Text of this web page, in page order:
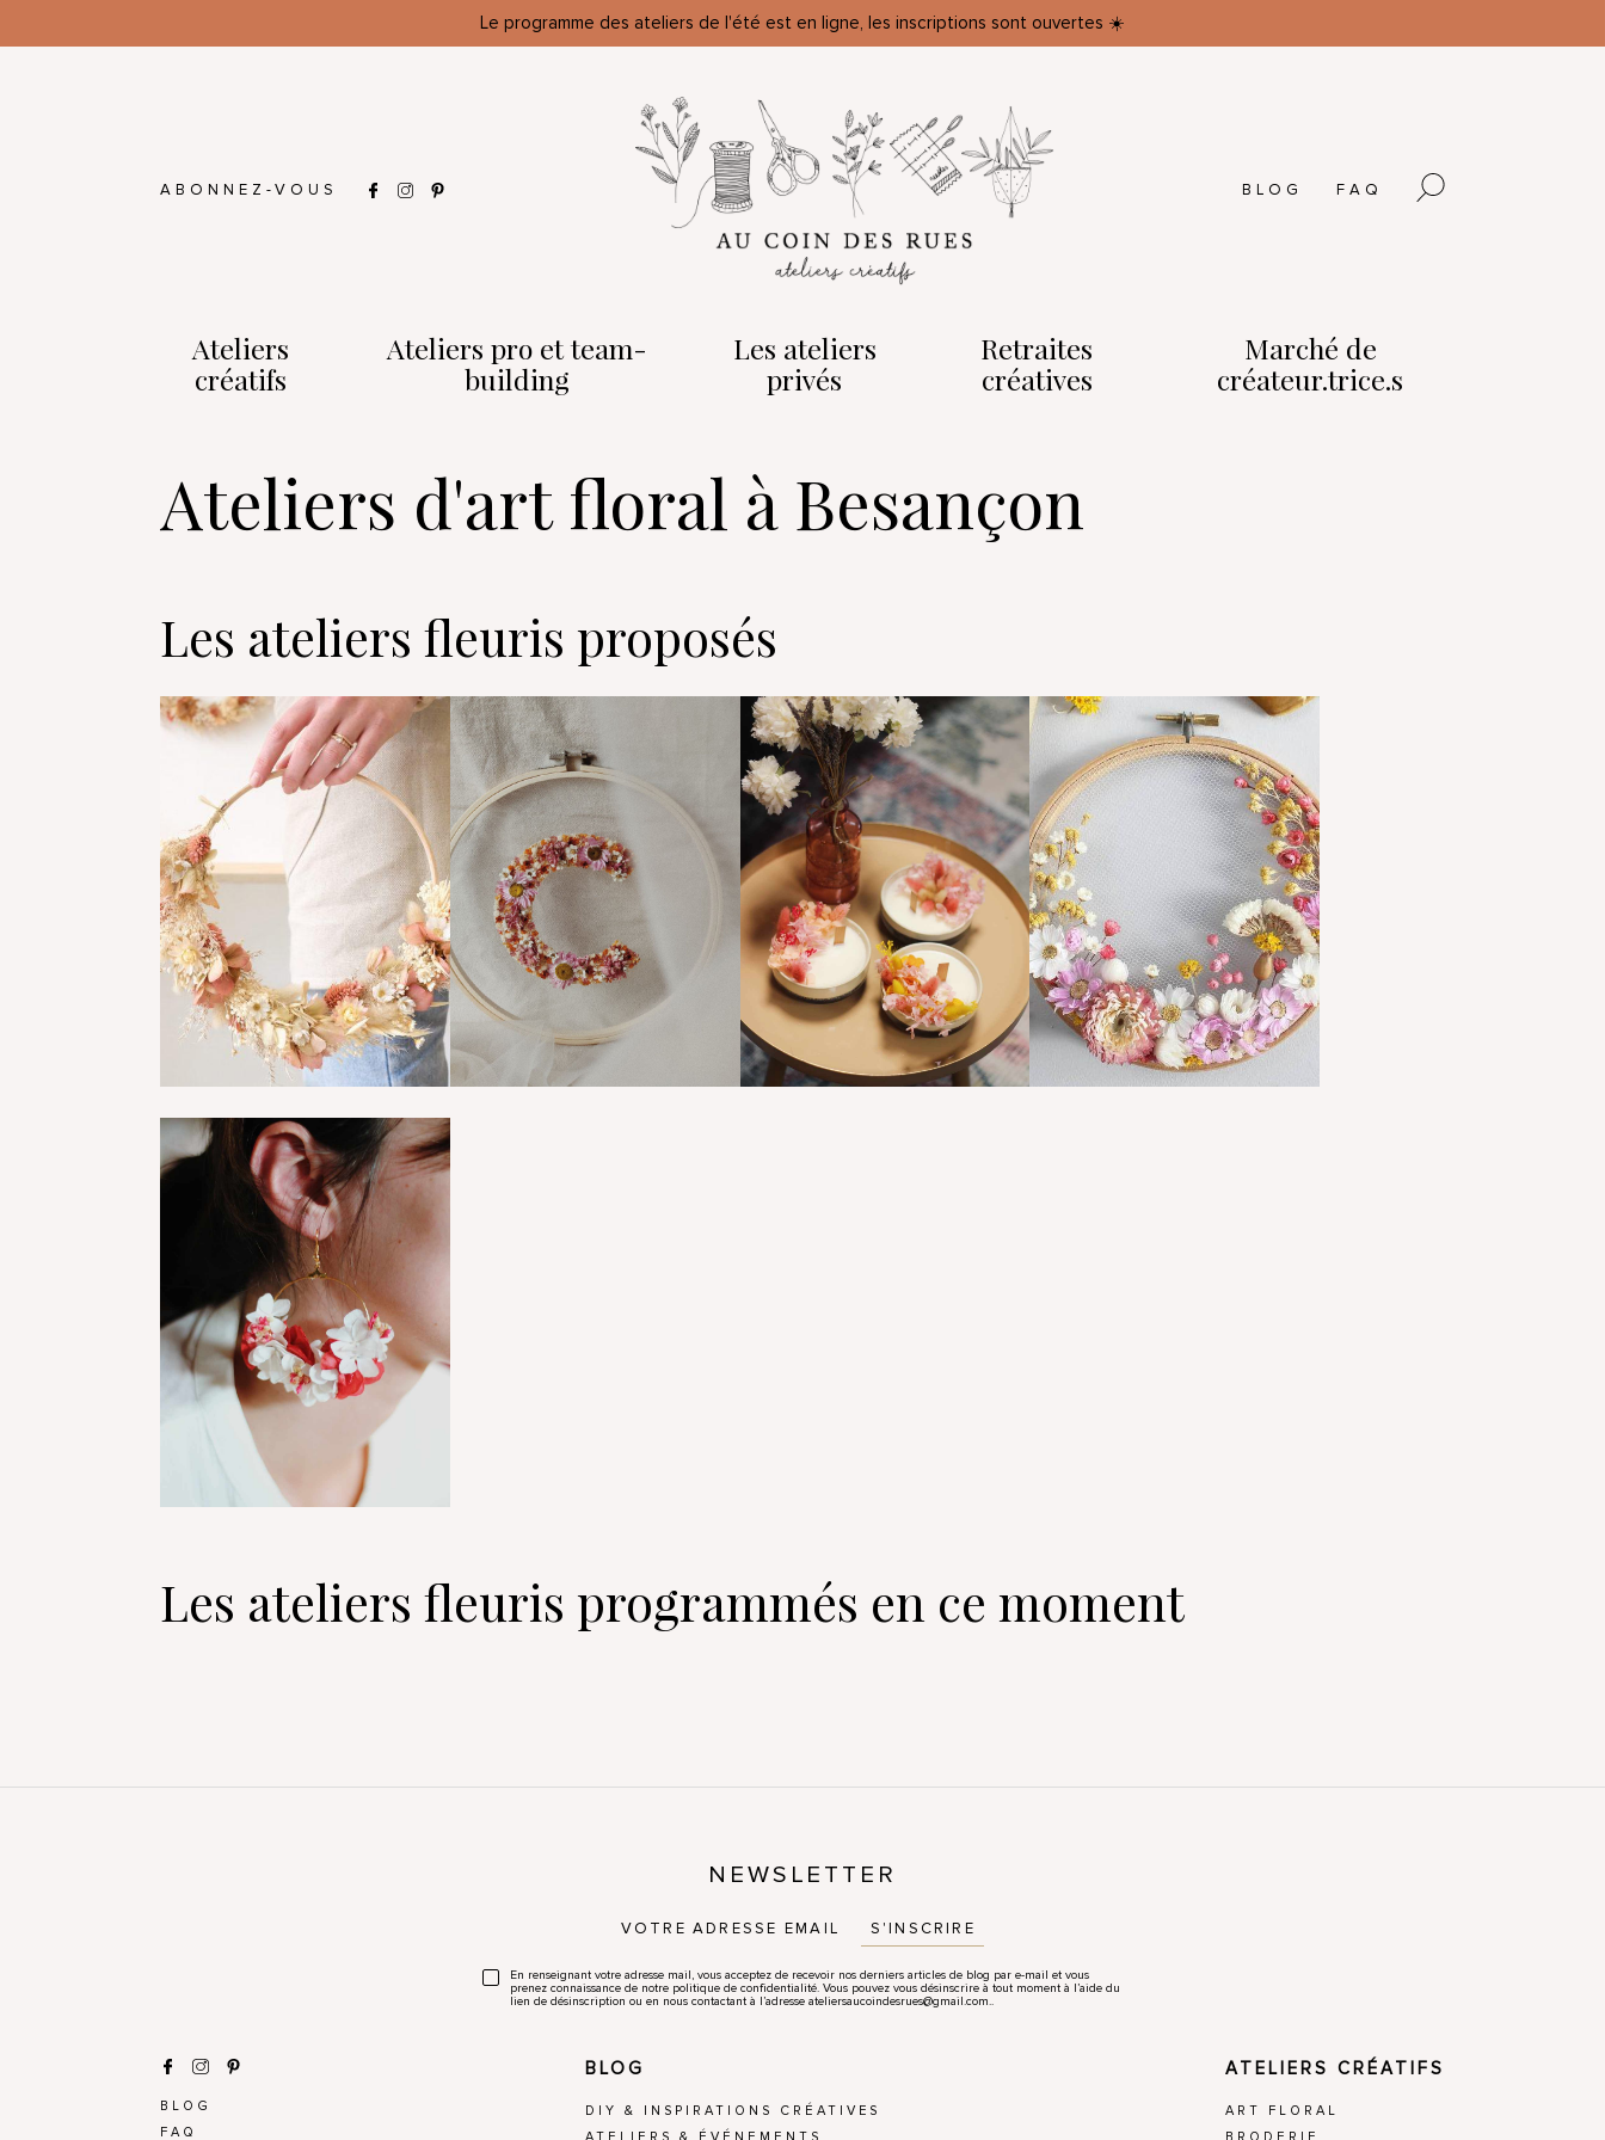
Le programme des ateliers de l'été est en ligne, les inscriptions sont ouvertes ☀️
ABONNEZ-VOUS BLOG FAQ
Ateliers
créatifs
Ateliers pro et team-
building
Les ateliers
privés
Retraites
créatives
Marché de
créateur.trice.s
Ateliers d'art floral à Besançon
Les ateliers fleuris proposés
Les ateliers fleuris programmés en ce moment
NEWSLETTER
S'INSCRIRE
En renseignant votre adresse mail, vous acceptez de recevoir nos derniers articles de blog par e-mail et vous
prenez connaissance de notre politique de confidentialité. Vous pouvez vous désinscrire à tout moment à l’aide du
lien de désinscription ou en nous contactant à l’adresse ateliersaucoindesrues@gmail.com..
BLOG
FAQ
BLOG
DIY & INSPIRATIONS CRÉATIVES
ATELIERS CRÉATIFS
ART FLORAL